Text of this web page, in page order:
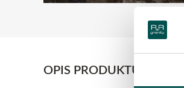
OPIS PRODUKTU